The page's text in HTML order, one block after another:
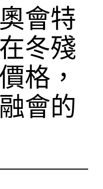
會特
冬殘
格，
會的